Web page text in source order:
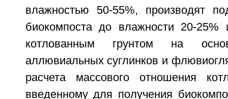
влажностью 50-55%, производят
биокомпоста до влажности 20-
котлованным грунтом на
аллювиальных суглинков и
расчета массового отношения
введенному для получения